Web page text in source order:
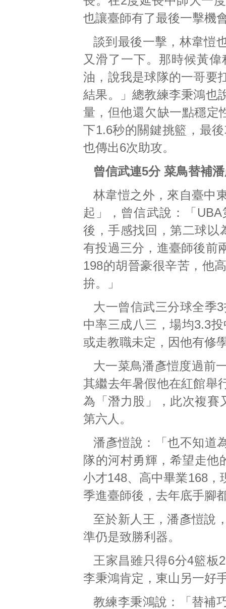
也讓臺師有了最後一擊機
談到最後一擊，林韋愷
又滑了一下。那時候黃
油，說我是球隊的一哥要
結果。」總教練李秉鴻也
量，但他還欠缺一點穩定
下1.6秒的關鍵挑籃，最
也傳出6次助攻。
曾信武連5分 菜鳥替補
林韋愷之外，來自臺中
起」，曾信武說：「
後，手感找回，第二球以
有投過三分，進臺師後前
198的胡晉豪很辛苦，他
拚。」
大一曾信武三分球全季
中率三成八三，場均3.3
或走教職未定，因他有修
大一菜鳥潘彥愷度過前
其繼去年暑假他在紅館舉
為「潛力股」，此次複賽
第六人。
潘彥愷說：「也不知道
隊的河村勇輝，希望走他
小才148、高中畢業168
季進臺師後，去年底手腳
至於新人王，潘彥愷說
準仍是致勝利器。
王家昌雖只得6分4籃板
李秉鴻肯定，東山另一好
教練李秉鴻說：「替補